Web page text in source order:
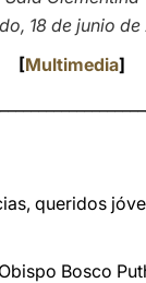
18 de junio
[Multimedia]
queridos
Bosco